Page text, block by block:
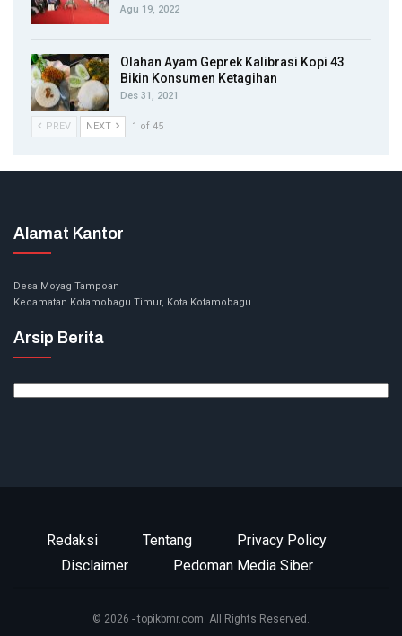
Agu 19, 2022
Olahan Ayam Geprek Kalibrasi Kopi 43
Bikin Konsumen Ketagihan
Des 31, 2021
PREV NEXT 1 of 45
Alamat Kantor
Desa Moyag Tampoan
Kecamatan Kotamobagu Timur, Kota Kotamobagu.
Arsip Berita
Redaksi Tentang
Privacy Policy
Disclaimer
Pedoman Media Siber
© 2026 - topikbmr.com. All Rights Reserved.